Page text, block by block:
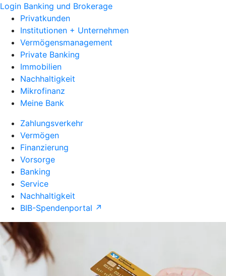
Login Banking und Brokerage
Privatkunden
Institutionen + Unternehmen
Vermögensmanagement
Private Banking
Immobilien
Nachhaltigkeit
Mikrofinanz
Meine Bank
Zahlungsverkehr
Vermögen
Finanzierung
Vorsorge
Banking
Service
Nachhaltigkeit
BIB-Spendenportal ↗